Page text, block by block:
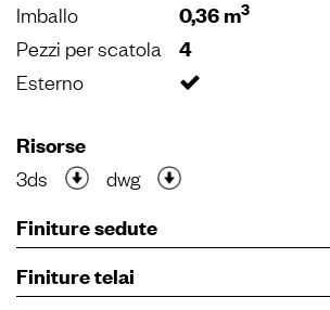
Imballo 0,36 m3
Pezzi per scatola 4
Esterno
Risorse
3ds dwg
Finiture sedute
Finiture telai